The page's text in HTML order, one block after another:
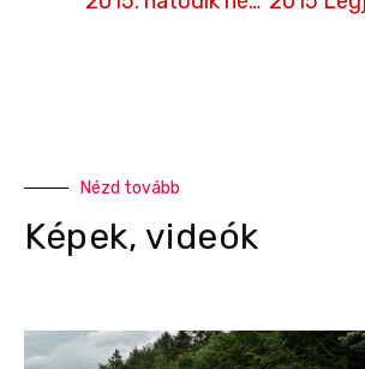
Nézd tovább
Képek, videók